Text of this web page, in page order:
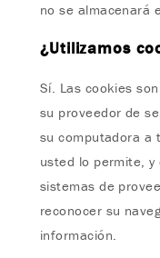
no se almacenará
¿Utilizamos
Sí. Las cookies
su proveedor de
su computadora a
usted lo permite,
sistemas de
reconocer su
información.